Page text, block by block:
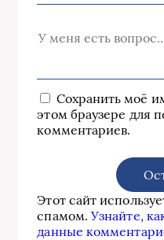
Сохранить моё
этом браузере для
комментариев.
Этот сайт
спамом.Узнайте,
данные